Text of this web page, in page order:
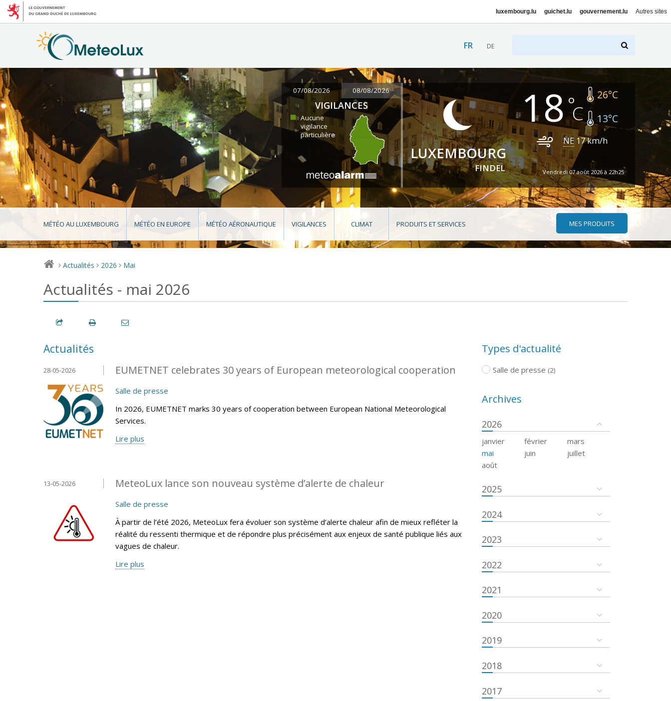
luxembourg.lu guichet.lu gouvernement.lu Autres sites
FR DE
07/08/2026 08/08/2026
VIGILANCES
Aucune
vigilance
particulière
LUXEMBOURG
FINDEL
18 26°C
13°C
NE 17km/h
Vendredi 07 août 2026 à 22h25
MÉTÉO AU LUXEMBOURG MÉTÉO EN EUROPE MÉTÉO AÉRONAUTIQUE VIGILANCES CLIMAT PRODUITS ET SERVICES MES PRODUITS
> Actualités > 2026 > Mai
Actualités - mai 2026
Actualités
EUMETNET celebrates 30 years of European meteorological cooperation
28-05-2026
Salle de presse
In 2026, EUMETNET marks 30 years of cooperation between European National Meteorological
Services.
Lire plus
MeteoLux lance son nouveau système d’alerte de chaleur
13-05-2026
Salle de presse
À partir de l’été 2026, MeteoLux fera évoluer son système d’alerte chaleur afin de mieux refléter la
réalité du ressenti thermique et de répondre plus précisément aux enjeux de santé publique liés aux
vagues de chaleur.
Lire plus
Types d'actualité
Salle de presse (2)
Archives
2026
janvier février
mars
mai
juin
juillet
août
2025
2024
2023
2022
2021
2020
2019
2018
2017